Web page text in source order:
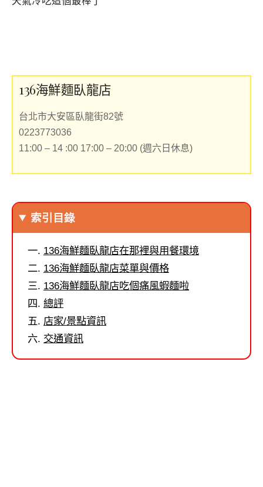
136海鮮麵臥龍店
台北市大安區臥龍街82號
0223773036
11:00 – 14 :00 17:00 – 20:00 (週六日休息)
索引目錄
136海鮮麵臥龍店在那裡與用餐環境
136海鮮麵臥龍店菜單與價格
136海鮮麵臥龍店吃個痛風蝦麵啦
總評
店家/景點資訊
交通資訊